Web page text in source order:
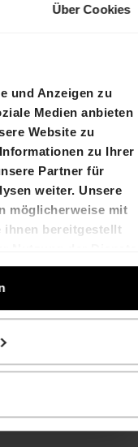
Über Cookies
und Anzeigen zu
Medien anbieten
Website zu
zu Ihrer
Partner für
weiter. Unsere
möglicherweise mit
ihnen bereitgestellt
Spindler
61 606 55 00